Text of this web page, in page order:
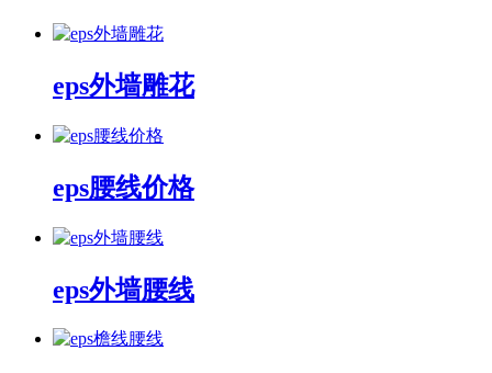
eps外墙雕花
eps腰线价格
eps外墙腰线